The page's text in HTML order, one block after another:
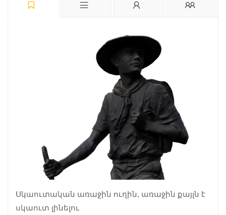
Սկաուտական առաջին ուղին, առաջին քայլն է
սկաուտ լինելու